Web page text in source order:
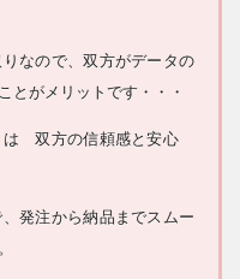
なので、双方がデータの
とがメリットです・・・
は 双方の信頼感と安心
発注から納品までスムー